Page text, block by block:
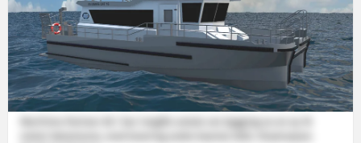
Maritime Partner AS i har inngått avtale om bygging av en ny 16